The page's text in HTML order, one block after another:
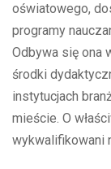
oświatowego,
programy
Odbywa się ona
środki
instytucjach
mieście. O
wykwalifikowani